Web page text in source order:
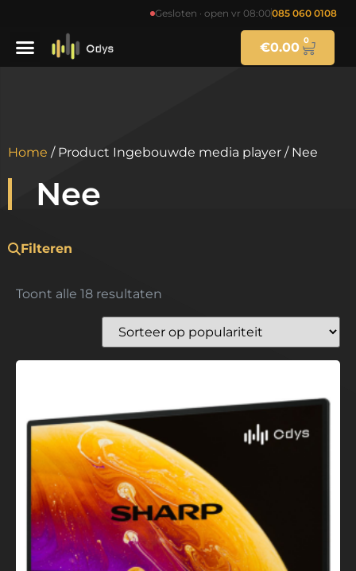
Gesloten · open vr 08:00085 060 0108
€0.00 0
Home / Product Ingebouwde media player / Nee
Nee
Filteren
Toont alle 18 resultaten